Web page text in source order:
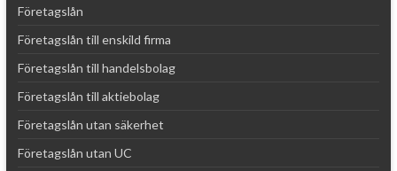
Företagslån
Företagslån till enskild firma
Företagslån till handelsbolag
Företagslån till aktiebolag
Företagslån utan säkerhet
Företagslån utan UC